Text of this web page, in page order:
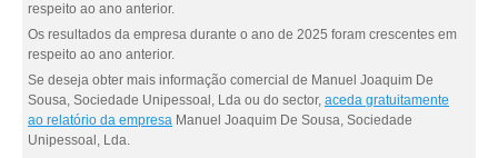
respeito ao ano anterior.
Os resultados da empresa durante o ano de 2025 foram crescentes em
respeito ao ano anterior.
Se deseja obter mais informação comercial de Manuel Joaquim De
Sousa, Sociedade Unipessoal, Lda ou do sector, aceda gratuitamente
ao relatório da empresa Manuel Joaquim De Sousa, Sociedade
Unipessoal, Lda.